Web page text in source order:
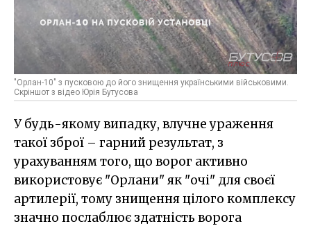
"Орлан-10" з пусковою до його знищення українськими військовими.
Скріншот з відео Юрія Бутусова
У будь-якому випадку, влучне ураження
такої зброї – гарний результат, з
урахуванням того, що ворог активно
використовує "Орлани" як "очі" для своєї
артилерії, тому знищення цілого комплексу
значно послаблює здатність ворога